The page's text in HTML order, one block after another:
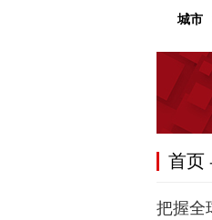
城市
首页
把握全